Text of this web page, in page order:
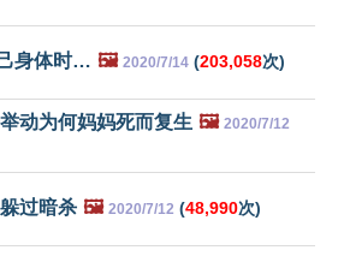
身体时… 🖼️ 2020/7/14 (203,058次)
动为何妈妈死而复生 🖼️ 2020/7/12
过暗杀 🖼️ 2020/7/12 (48,990次)